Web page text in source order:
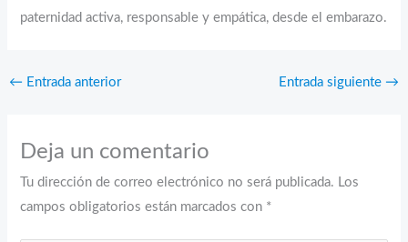
paternidad activa, responsable y empática, desde el embarazo.
← Entrada anterior Entrada siguiente →
Deja un comentario
Tu dirección de correo electrónico no será publicada. Los
campos obligatorios están marcados con *